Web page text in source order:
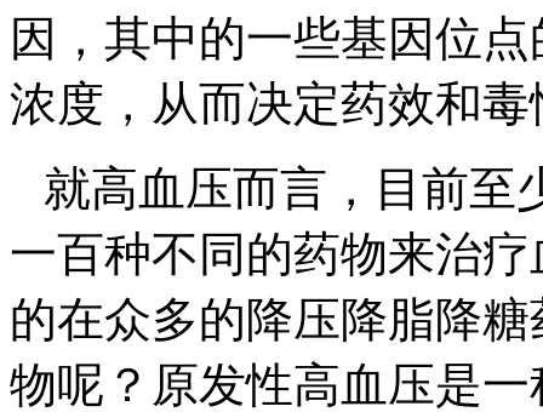
因，其中的一些基因位
浓度，从而决定药效和毒
就高血压而言，目前至
一百种不同的药物来治
的在众多的降压降脂降
物呢？原发性高血压是